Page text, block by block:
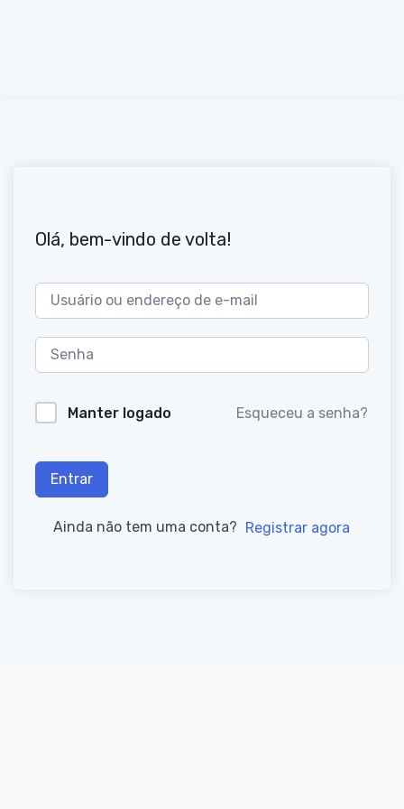
Olá, bem-vindo de volta!
Manter logado Esqueceu a senha?
Entrar
Ainda não tem uma conta? Registrar agora